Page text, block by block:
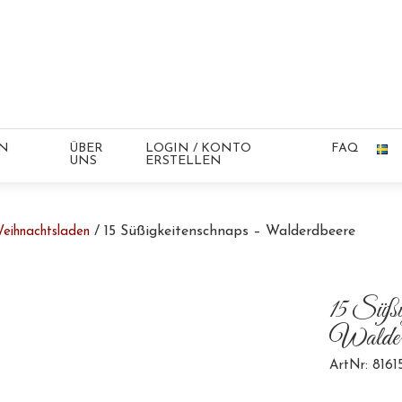
ÜBER
UNS
LOGIN / KONTO
ERSTELLEN
FAQ
/ 15 Süßigkeitenschnaps – Walderdbeere
15
ArtNr: